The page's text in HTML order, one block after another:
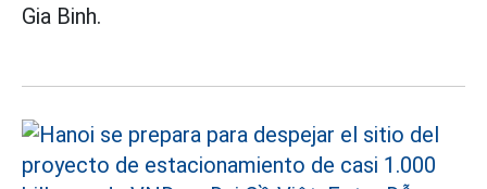
Gia Binh.